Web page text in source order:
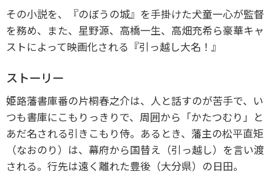
その小説を、『のぼうの城』を手掛けた犬童一心が監督
を務め、 また、星野源、高橋一生、高畑充希ら豪華キャ
ストによって映画化される 『引っ越し大名！』
ストーリー
姫路藩書庫番の片桐春之介は、人と話すのが苦手で、い
つも書庫にこもりっきりで、周囲から「かたつむり」と
あだ名される引きこもり侍。あるとき、藩主の松平直矩
（なおのり）は、幕府から国替え（引っ越し）を言い渡
される。行先は遠く離れた豊後（大分県）の日田。